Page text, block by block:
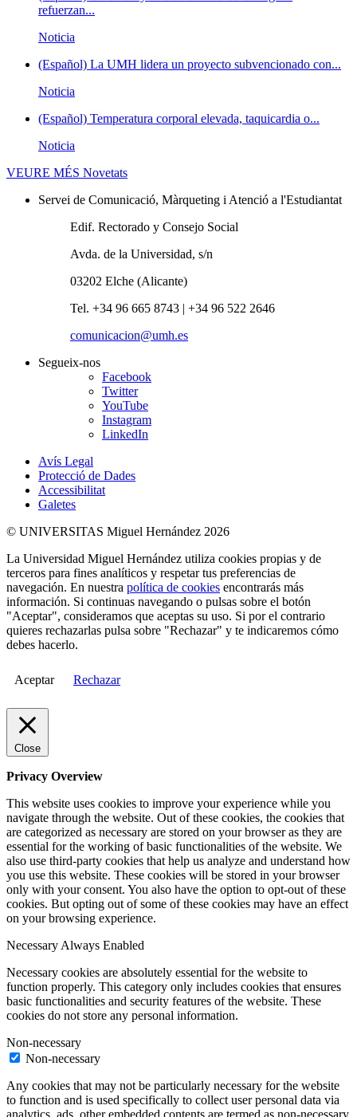
refuerzan...
Noticia
(Español) La UMH lidera un proyecto subvencionado con...
Noticia
(Español) Temperatura corporal elevada, taquicardia o...
Noticia
VEURE MÉS Novetats
Servei de Comunicació, Màrqueting i Atenció a l'Estudiantat
Edif. Rectorado y Consejo Social
Avda. de la Universidad, s/n
03202 Elche (Alicante)
Tel. +34 96 665 8743 | +34 96 522 2646
comunicacion@umh.es
Segueix-nos
Facebook
Twitter
YouTube
Instagram
LinkedIn
Avís Legal
Protecció de Dades
Accessibilitat
Galetes
© UNIVERSITAS Miguel Hernández 2026
La Universidad Miguel Hernández utiliza cookies propias y de
terceros para fines analíticos y respetar tus preferencias de
navegación. En nuestra política de cookies encontrarás más
información. Si continuas navegando o pulsas sobre el botón
"Aceptar", consideramos que aceptas su uso. Si por el contrario
quieres rechazarlas pulsa sobre "Rechazar" y te indicaremos cómo
debes hacerlo.
Aceptar Rechazar
Close
Privacy Overview
This website uses cookies to improve your experience while you
navigate through the website. Out of these cookies, the cookies that
are categorized as necessary are stored on your browser as they are
essential for the working of basic functionalities of the website. We
also use third-party cookies that help us analyze and understand how
you use this website. These cookies will be stored in your browser
only with your consent. You also have the option to opt-out of these
cookies. But opting out of some of these cookies may have an effect
on your browsing experience.
NecessaryAlways Enabled
Necessary cookies are absolutely essential for the website to
function properly. This category only includes cookies that ensures
basic functionalities and security features of the website. These
cookies do not store any personal information.
Non-necessary
Non-necessary
Any cookies that may not be particularly necessary for the website
to function and is used specifically to collect user personal data via